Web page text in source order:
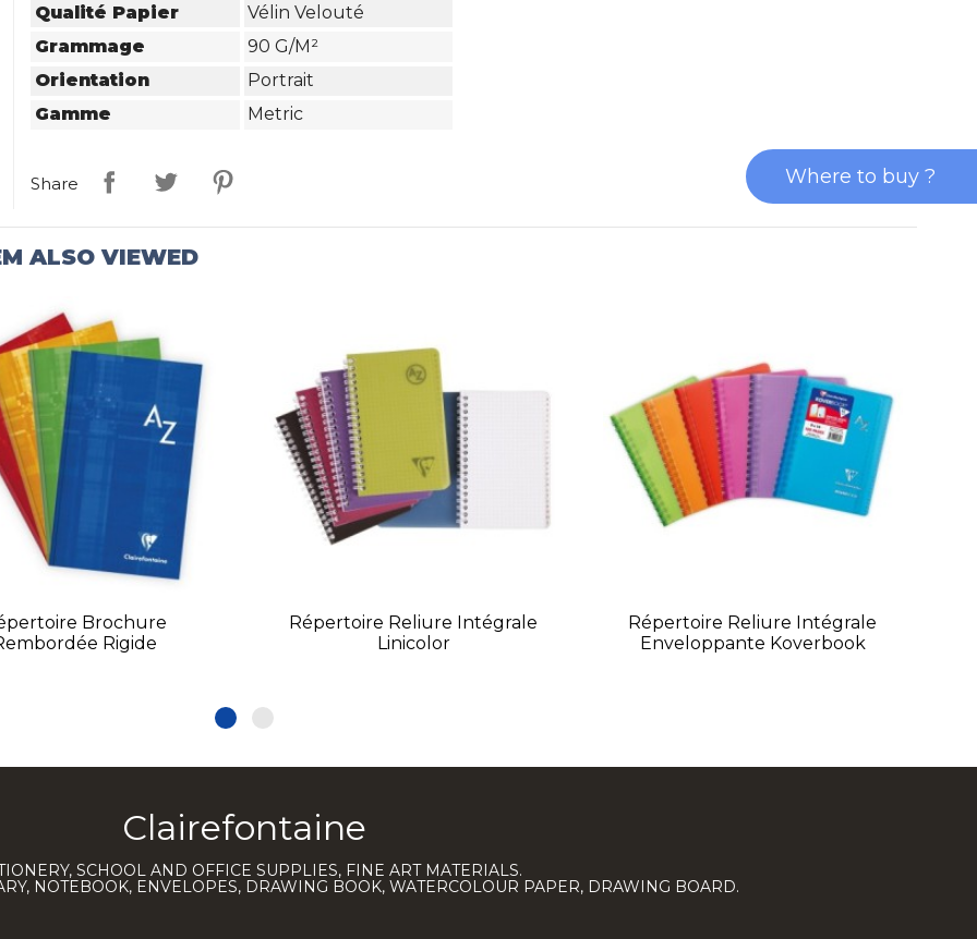
Qualité Papier
Vélin Velouté
Grammage
90 G/m²
Orientation
Portrait
Gamme
Metric
Share
ALSO VIEWED
Brochure
Rigide
Répertoire Reliure Intégrale
Linicolor
Répertoire Reliure Intégrale
Enveloppante Koverbook
Clairefontaine
SCHOOL AND OFFICE SUPPLIES, FINE ART MATERIALS.
NOTEBOOK, ENVELOPES, DRAWING BOOK, WATERCOLOUR PAPER, DRAWING BOARD.
Where to buy ?